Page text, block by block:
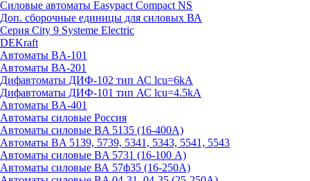
Силовые автоматы Easypact Compact NS
Доп. сборочные единицы для силовых ВА
Серия City 9 Systeme Electric
DEKraft
Автоматы BA-101
Автоматы ВА-201
Дифавтоматы ДИФ-102 тип АС lcu=6kA
Дифавтоматы ДИФ-101 тип АС lcu=4.5kA
Автоматы BA-401
Автоматы силовые Россия
Автоматы силовые BA 5135 (16-400А)
Автоматы BA 5139, 5739, 5341, 5343, 5541, 5543
Автоматы силовые BA 5731 (16-100 А)
Автоматы силовые ВА 57ф35 (16-250А)